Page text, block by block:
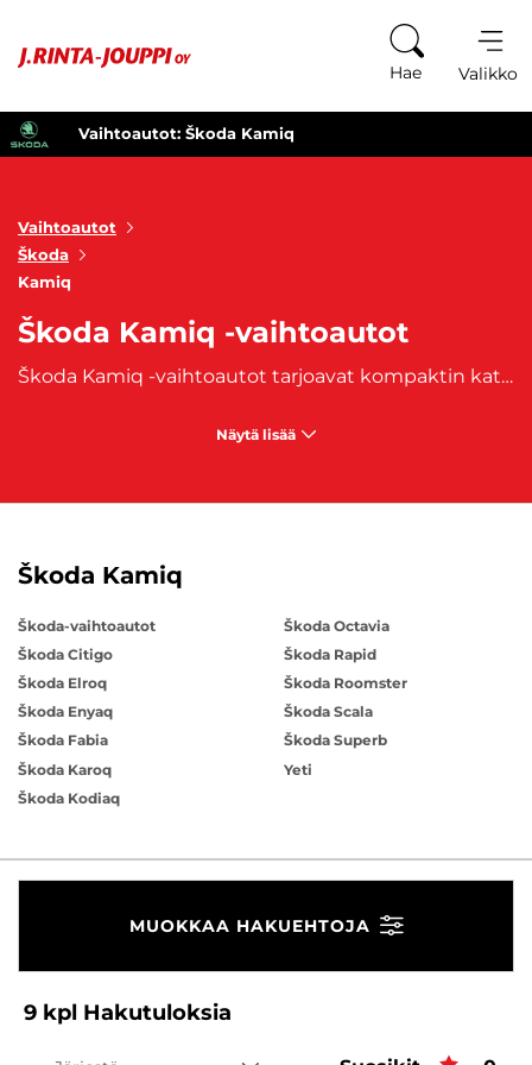
Hae Valikko
Vaihtoautot: Škoda Kamiq
Vaihtoautot
Škoda
Kamiq
Škoda Kamiq -vaihtoautot
Škoda Kamiq -vaihtoautot tarjoavat kompaktin katumaasturin monipuolisuuden ja tilavuuden, joka soveltuu erinomaisesti niin kaupunkiajoon kuin pidemmillekin matkoille. Kamiq erottuu muista SUV-malleista sen kätevän kokonsa ansiosta, joka tekee pysäköinnistä ja kaupunkiliikenteessä liikkumisesta vaivatonta. Tämä malli on suunniteltu yhdistämään Škodan tuttu käytännöllisyys ja laadukas ajokokemus. Kamiqin sisätilat ovat yllättävän tilavat ja muunneltavat, ja tavaratilaan mahtuu helposti niin arjen kuin lomamatkojenkin tarpeet. Škoda Kamiq -vaihtoautot sopivat erityisesti perheille ja aktiivisille kaupunkilaisille, jotka kaipaavat autoonsa monipuolista tilaa ja kätevyyttä. Kamiq-mallit ovat myös tunnettuja kehittyneistä turvajärjestelmistään, kuten kaistanvaihtoavustimesta ja peruutuskamerasta, jotka tekevät ajamisesta turvallisempaa ja vaivattomampaa. Teknologian ja ajomukavuuden osalta Skoda Kamiq -vaihtoautot ovat hyvin varusteltuja, tarjoten modernin infotainment-järjestelmän, kosketusnäytön ja liitettävyyspalvelut, jotka tekevät ajokokemuksesta nautinnollisen. Kamiqin tehokkaat ja polttoainetaloudelliset moottorivaihtoehdot tekevät siitä taloudellisen valinnan, joka ei tingi suorituskyvystä.
Näytä lisää
Škoda Kamiq
Škoda-vaihtoautot
Škoda Citigo
Škoda Elroq
Škoda Enyaq
Škoda Fabia
Škoda Karoq
Škoda Kodiaq
Škoda Octavia
Škoda Rapid
Škoda Roomster
Škoda Scala
Škoda Superb
Yeti
MUOKKAA HAKUEHTOJA
9 kpl Hakutuloksia